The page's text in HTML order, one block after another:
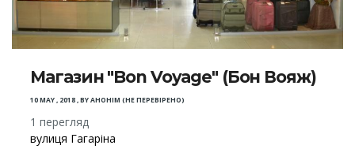
Магазин "Bon Voyage" (Бон Вояж)
10 MAY , 2018,BYАНОНІМ (НЕ ПЕРЕВІРЕНО)
1 перегляд
вулиця Гагаріна